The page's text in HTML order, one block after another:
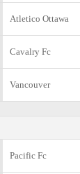
Atletico Ottawa
Cavalry Fc
Vancouver
Pacific Fc